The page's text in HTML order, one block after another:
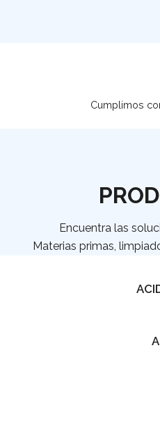
Cumplimos
Encuentra las
Materias primas,